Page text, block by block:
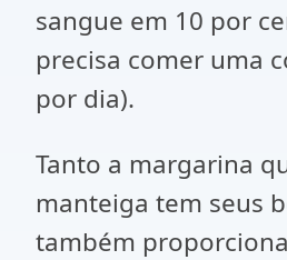
sangue em 10 por
precisa comer uma
por dia).
Tanto a margarina
manteiga tem seus
também